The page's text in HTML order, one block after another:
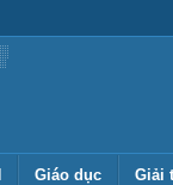
Giáo dục Giải